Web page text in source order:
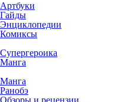
Артбуки
Гайды
Энциклопедии
Комиксы
Супергероика
Манга
Манга
Ранобэ